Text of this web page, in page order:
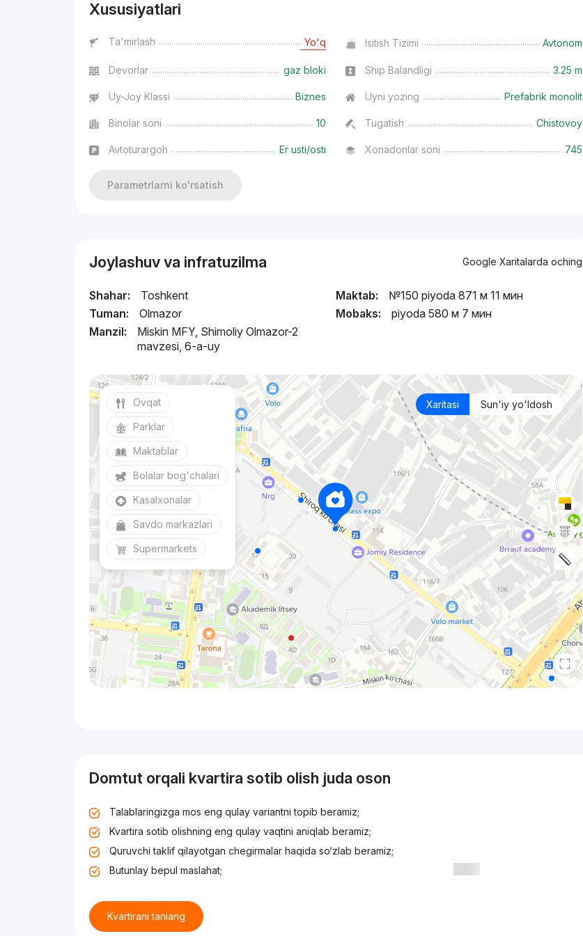
Xususiyatlari
Ta'mirlash Yo'q Isitish Tizimi Avtonom
Devorlar gaz bloki Ship Balandligi 3.25 m
Uy-Joy Klassi Biznes Uyni yozing Prefabrik monolit
Binolar soni 10 Tugatish Chistovoy
Avtoturargoh Er usti/osti Xonadonlar soni 745
Parametrlarni ko'rsatish
Joylashuv va infratuzilma Google Xaritalarda oching
Shahar:
Toshkent
Tuman:
Olmazor
Manzil:
Miskin MFY, Shimoliy Olmazor-2
mavzesi, 6-a-uy
Maktab:
№150 piyoda 871 м 11 мин
Mobaks:
piyoda 580 м 7 мин
Xaritasi Sun'iy yo'ldosh
Ovqat
Parklar
Maktablar
Bolalar bog'chalari
Kasalxonalar
Savdo markazlari
Supermarkets
Domtut orqali kvartira sotib olish juda oson
Talablaringizga mos eng qulay variantni topib beramiz;
Kvartira sotib olishning eng qulay vaqtini aniqlab beramiz;
Quruvchi taklif qilayotgan chegirmalar haqida so‘zlab beramiz;
Butunlay bepul maslahat;
Kvartirani tanlang